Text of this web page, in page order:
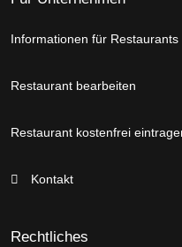
Informationen für Restaurants
Restaurant bearbeiten
Restaurant kostenfrei
Kontakt
Rechtliches